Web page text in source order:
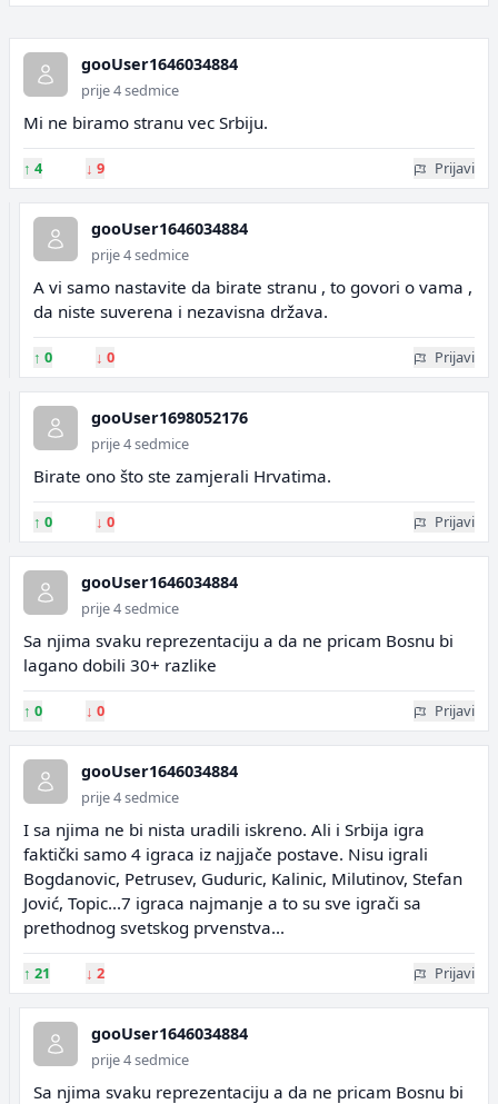
gooUser1646034884
prije 4 sedmice
Mi ne biramo stranu vec Srbiju.
↑ 4 ↓ 9 Prijavi
gooUser1646034884
prije 4 sedmice
A vi samo nastavite da birate stranu , to govori o vama ,
da niste suverena i nezavisna država.
↑ 0 ↓ 0 Prijavi
gooUser1698052176
prije 4 sedmice
Birate ono što ste zamjerali Hrvatima.
↑ 0 ↓ 0 Prijavi
gooUser1646034884
prije 4 sedmice
Sa njima svaku reprezentaciju a da ne pricam Bosnu bi
lagano dobili 30+ razlike
↑ 0 ↓ 0 Prijavi
gooUser1646034884
prije 4 sedmice
I sa njima ne bi nista uradili iskreno. Ali i Srbija igra
faktički samo 4 igraca iz najjače postave. Nisu igrali
Bogdanovic, Petrusev, Guduric, Kalinic, Milutinov, Stefan
Jović, Topic...7 igraca najmanje a to su sve igrači sa
prethodnog svetskog prvenstva...
↑ 21 ↓ 2 Prijavi
gooUser1646034884
prije 4 sedmice
Sa njima svaku reprezentaciju a da ne pricam Bosnu bi